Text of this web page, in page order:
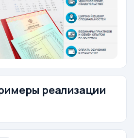
реализации